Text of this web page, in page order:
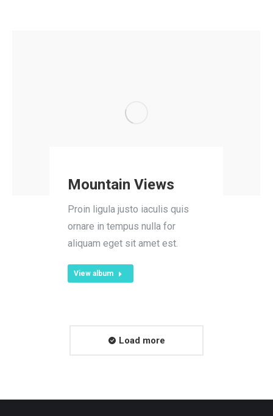
Mountain Views
Proin ligula justo iaculis quis
ornare in tempus nulla for
aliquam eget sit amet est.
View album
Load more